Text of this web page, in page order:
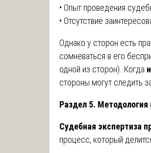
• Опыт проведения
• Отсутствие
Однако у сторон есть
сомневаться в его
одной из сторон). Когда
стороны могут следить
Раздел 5.
Судебная экспертиза
процесс, который